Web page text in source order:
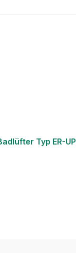
Typ ER-